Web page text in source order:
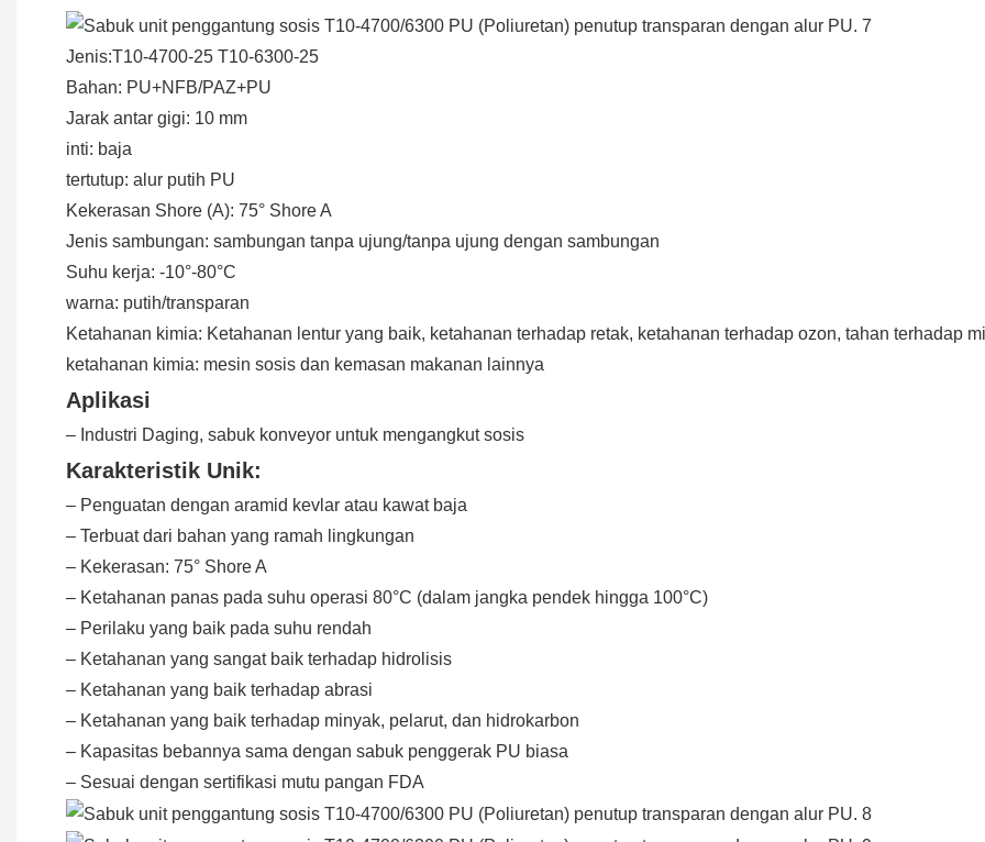
Jenis:T10-4700-25 T10-6300-25
Bahan: PU+NFB/PAZ+PU
Jarak antar gigi: 10 mm
inti: baja
tertutup: alur putih PU
Kekerasan Shore (A): 75° Shore A
Jenis sambungan: sambungan tanpa ujung/tanpa ujung dengan sambungan
Suhu kerja: -10°-80°C
warna: putih/transparan
Ketahanan kimia: Ketahanan lentur yang baik, ketahanan terhadap retak, ketahanan terhadap ozon, tahan terhadap
ketahanan kimia: mesin sosis dan kemasan makanan lainnya
Aplikasi
– Industri Daging, sabuk konveyor untuk mengangkut sosis
Karakteristik Unik:
– Penguatan dengan aramid kevlar atau kawat baja
– Terbuat dari bahan yang ramah lingkungan
– Kekerasan: 75° Shore A
– Ketahanan panas pada suhu operasi 80°C (dalam jangka pendek hingga 100°C)
– Perilaku yang baik pada suhu rendah
– Ketahanan yang sangat baik terhadap hidrolisis
– Ketahanan yang baik terhadap abrasi
– Ketahanan yang baik terhadap minyak, pelarut, dan hidrokarbon
– Kapasitas bebannya sama dengan sabuk penggerak PU biasa
– Sesuai dengan sertifikasi mutu pangan FDA